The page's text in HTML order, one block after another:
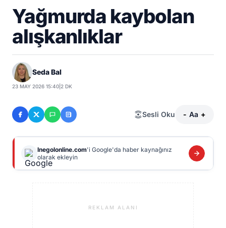
Yağmurda kaybolan
alışkanlıklar
Seda Bal
23 MAY 2026 15:40 |2 DK
Sesli Oku - Aa +
Inegolonline.com'i Google'da haber kaynağınız
olarak ekleyin
REKLAM ALANI